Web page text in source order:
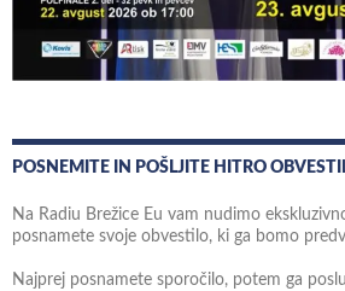
POSNEMITE IN POŠLJITE HITRO
Na Radiu Brežice Eu vam nudimo
posnamete svoje obvestilo, ki ga bomo
Najprej posnamete sporočilo, potem ga